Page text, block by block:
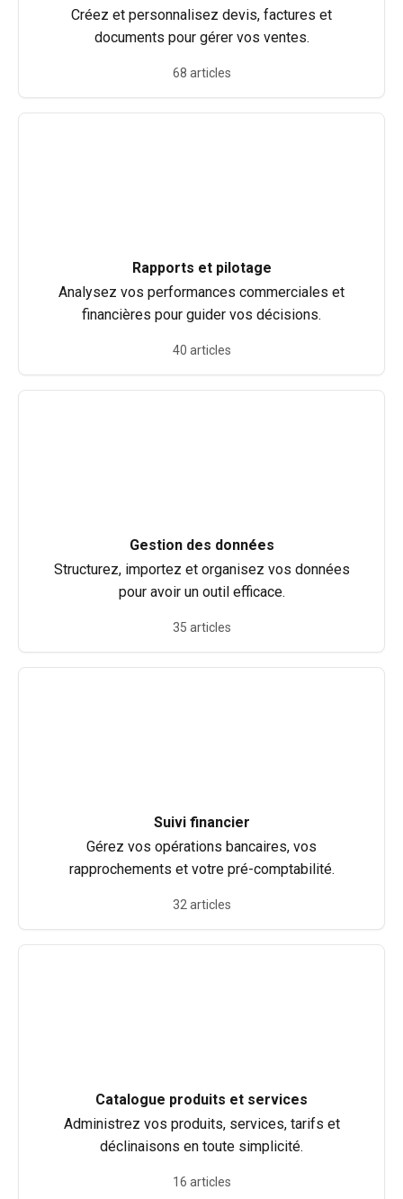
Créez et personnalisez devis, factures et
documents pour gérer vos ventes.
68 articles
Rapports et pilotage
Analysez vos performances commerciales et
financières pour guider vos décisions.
40 articles
Gestion des données
Structurez, importez et organisez vos données
pour avoir un outil efficace.
35 articles
Suivi financier
Gérez vos opérations bancaires, vos
rapprochements et votre pré-comptabilité.
32 articles
Catalogue produits et services
Administrez vos produits, services, tarifs et
déclinaisons en toute simplicité.
16 articles